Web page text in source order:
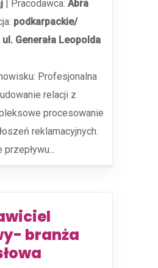
| Pracodawca: Abra
podkarpackie/
Generała Leopolda
Profesjonalna
relacji z
procesowanie
reklamacyjnych.
branża